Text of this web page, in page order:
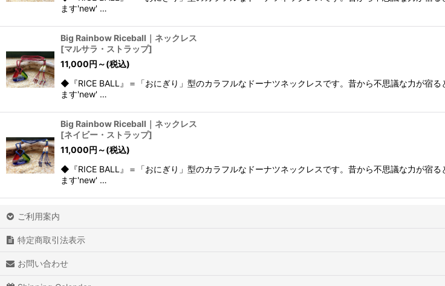
絞り込む
ます'new' …
Big Rainbow Riceball｜ネックレス
[マルサラ・ストラップ]
11,000円 ～(税込)
◆『RICE BALL』＝「おにぎり」型のカラフルなドーナツネックレスです。昔から不思議な力が宿
ます'new' …
Big Rainbow Riceball｜ネックレス
[ネイビー・ストラップ]
11,000円 ～(税込)
◆『RICE BALL』＝「おにぎり」型のカラフルなドーナツネックレスです。昔から不思議な力が宿
ます'new' …
ご利用案内
特定商取引法表示
お問い合わせ